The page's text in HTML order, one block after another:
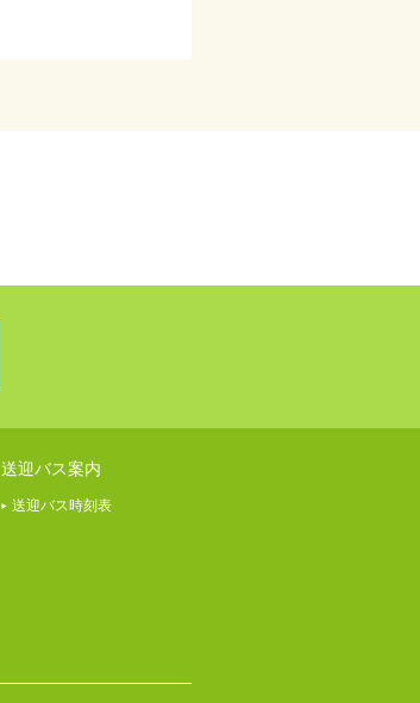
送迎バス案内
送迎バス時刻表